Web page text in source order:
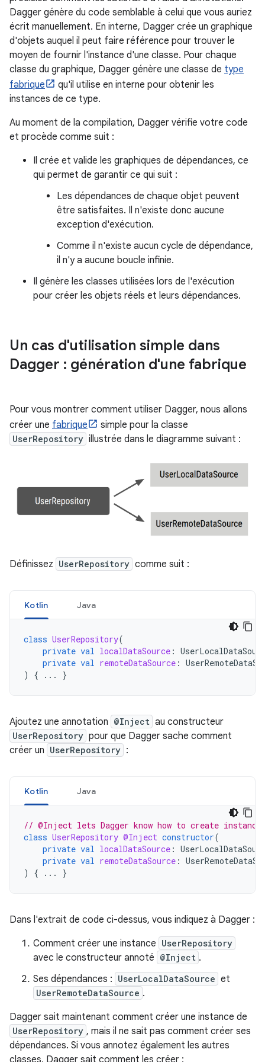
Dagger génère du code semblable à celui que vous auriez
écrit manuellement. En interne, Dagger crée un graphique
d'objets auquel il peut faire référence pour trouver le
moyen de fournir l'instance d'une classe. Pour chaque
classe du graphique, Dagger génère une classe de type
fabrique
qu'il utilise en interne pour obtenir les
instances de ce type.
Au moment de la compilation, Dagger vérifie votre code
et procède comme suit :
Il crée et valide les graphiques de dépendances, ce
qui permet de garantir ce qui suit :
Les dépendances de chaque objet peuvent
être satisfaites. Il n'existe donc aucune
exception d'exécution.
Comme il n'existe aucun cycle de dépendance,
il n'y a aucune boucle infinie.
Il génère les classes utilisées lors de l'exécution
pour créer les objets réels et leurs dépendances.
Un cas d'utilisation simple dans
Dagger : génération d'une fabrique
Pour vous montrer comment utiliser Dagger, nous allons
créer une fabrique simple pour la classe
UserRepository illustrée dans le diagramme suivant :
Définissez UserRepository comme suit :
Kotlin Java
class UserRepository(
private val localDataSource :
private val remoteDataSource :
)
{ ... }
Ajoutez une annotation @Inject au constructeur
UserRepository pour que Dagger sache comment
créer un UserRepository :
Kotlin Java
// @Inject lets Dagger know how to create
class UserRepository @Inject constructor(
private val localDataSource :
private val remoteDataSource :
)
{ ... }
Dans l'extrait de code ci-dessus, vous indiquez à Dagger :
Comment créer une instance UserRepository
avec le constructeur annoté @Inject .
Ses dépendances : UserLocalDataSource et
UserRemoteDataSource .
Dagger sait maintenant comment créer une instance de
UserRepository , mais il ne sait pas comment créer ses
dépendances. Si vous annotez également les autres
classes, Dagger sait comment les créer :